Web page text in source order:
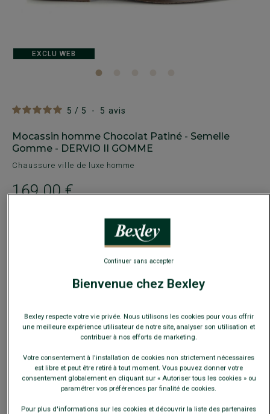
5 / 5 - 5 avis
Mocassin homme Chocolat Patiné - Semelle
Gomme - DERVIO II GOMME
Chaussure ville de luxe homme
169,00 €
sur la 2e paire ville ou détente au choix
Ce modèle chausse grand, choisir la pointure en-dessous
de votre pointure habituelle.
Guide des tailles
EXCLU WEB
Bienvenue chez Bexley
Bexley respecte votre vie privée. Nous utilisons les cookies pour vous offrir
une meilleure expérience utilisateur de notre site, analyser son utilisation et
contribuer à nos efforts de marketing.
Votre consentement à l'installation de cookies non strictement nécessaires
est libre et peut être retiré à tout moment. Vous pouvez donner votre
consentement globalement en cliquant sur « Autoriser tous les cookies » ou
paramétrer vos préférences par finalité de cookies.
Pour plus d'informations sur les cookies et découvrir la liste des partenaires
Continuer sans accepter